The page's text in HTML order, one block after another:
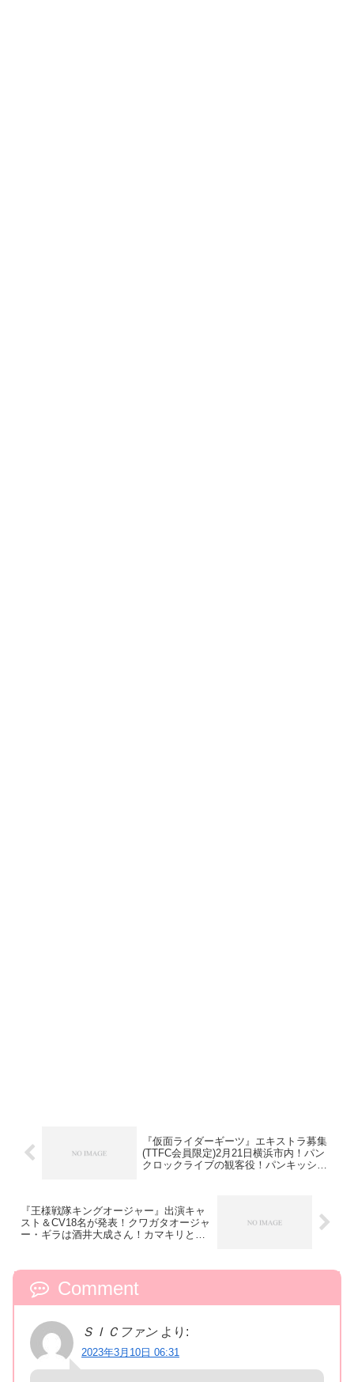
『仮面ライダーギーツ』エキストラ募集
(TTFC会員限定)2月21日横浜市内！パン
クロックライブの観客役！パンキッシュ
『王様戦隊キングオージャー』出演キャ
スト＆CV18名が発表！クワガタオージャ
ー・ギラは酒井大成さん！カマキリとパ
Comment
ＳＩＣファン より:
2023年3月10日 06:31